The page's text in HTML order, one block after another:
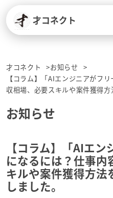
才コネクト
才コネクト
お知らせ
【コラム】「AIエンジニアがフ
収相場、必要スキルや案件獲得方
お知らせ
【コラム】「AIエ
になるには？仕事内
キルや案件獲得方法
しました。